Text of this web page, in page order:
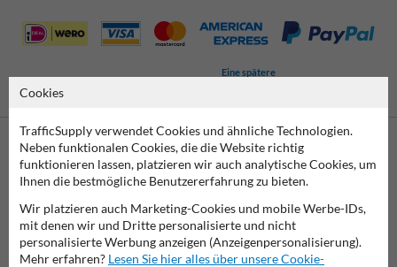
Eine spätere
Kontaktieren Sie uns
Wir sind an Werktagen (von 7.00 bis 16.00 Uhr) unter
06782/8787100 erreichbar.
Fragen? Senden Sie eine E-Mail an info@trafficsupply.de
füllen Sie das Formular aus und wir werden so schnell wie
möglich antworten.
Cookies
TrafficSupply verwendet Cookies und ähnliche Technologien.
Neben funktionalen Cookies, die die Website richtig
funktionieren lassen, platzieren wir auch analytische Cookies, um
Ihnen die bestmögliche Benutzererfahrung zu bieten.
Wir platzieren auch Marketing-Cookies und mobile Werbe-IDs,
mit denen wir und Dritte personalisierte und nicht
personalisierte Werbung anzeigen (Anzeigenpersonalisierung).
Mehr erfahren? Lesen Sie hier alles über unsere Cookie-